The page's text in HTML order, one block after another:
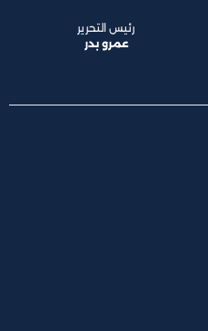
رئيس التحرير
عمرو بدر